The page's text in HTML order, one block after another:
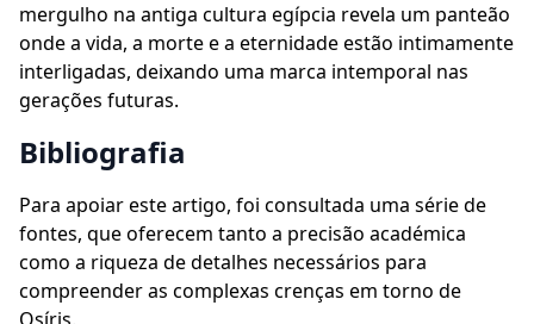
mergulho na antiga cultura egípcia revela um panteão
onde a vida, a morte e a eternidade estão intimamente
interligadas, deixando uma marca intemporal nas
gerações futuras.
Bibliografia
Para apoiar este artigo, foi consultada uma série de
fontes, que oferecem tanto a precisão académica
como a riqueza de detalhes necessários para
compreender as complexas crenças em torno de